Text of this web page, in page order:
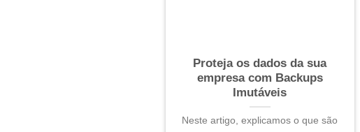
Proteja os dados da sua
empresa com Backups
Imutáveis
Neste artigo, explicamos o que são